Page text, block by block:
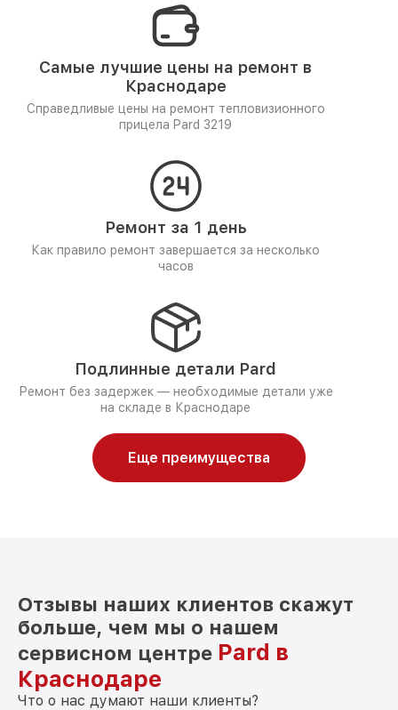
Самые лучшие цены на ремонт в
Краснодаре
Справедливые цены на ремонт тепловизионного
прицела Pard 3219
Ремонт за 1 день
Как правило ремонт завершается за несколько
часов
Подлинные детали Pard
Ремонт без задержек — необходимые детали уже
на складе в Краснодаре
Еще преимущества
Отзывы наших клиентов скажут
больше, чем мы о нашем
сервисном центре Pard в
Краснодаре
Что о нас думают наши клиенты?